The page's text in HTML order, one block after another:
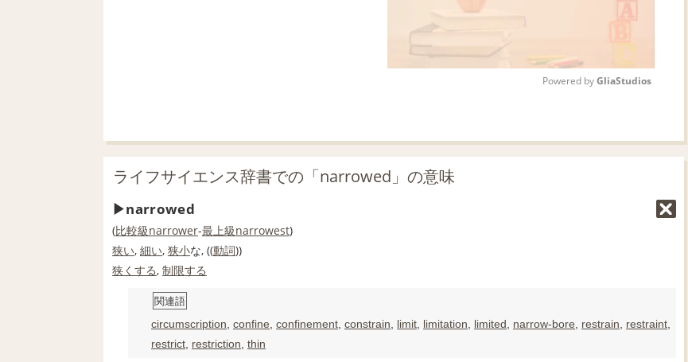
Powered by GliaStudios
ライフサイエンス辞書での「narrowed」の意味
narrowed
(比較級narrower-最上級narrowest)
狭い, 細い, 狭小な, ((動詞))
狭くする, 制限する
関連語
circumscription confine confinement constrain limit limitation limited narrow-bore restrain restraint
restrict restriction thin